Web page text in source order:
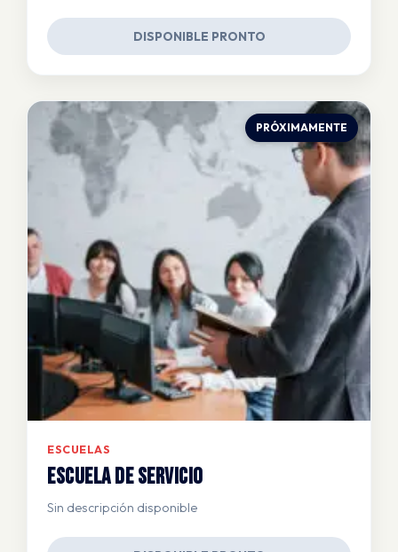
DISPONIBLE PRONTO
PRÓXIMAMENTE
ESCUELAS
Escuela de Servicio
Sin descripción disponible